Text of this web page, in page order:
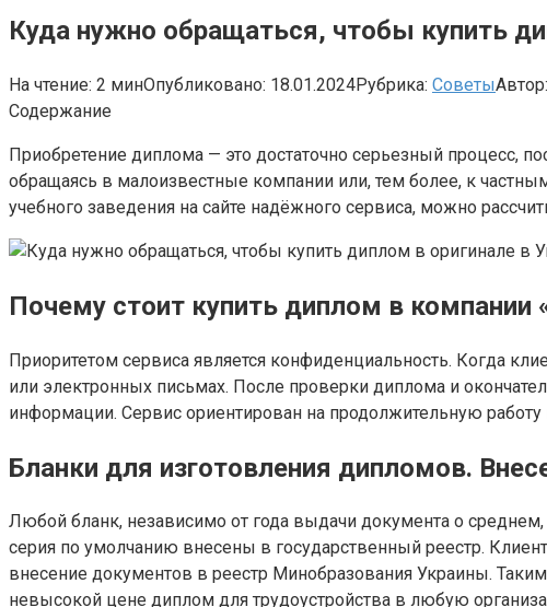
Куда нужно обращаться, чтобы купить
На чтение: 2 минОпубликовано: 18.01.2024Рубрика: СоветыАвтор:
Содержание
Приобретение диплома — это достаточно серьезный процесс,
обращаясь в малоизвестные компании или, тем более, к
учебного заведения на сайте надёжного сервиса, можно
Почему стоит купить диплом в
Приоритетом сервиса является конфиденциальность. Когда
или электронных письмах. После проверки диплома и
информации. Сервис ориентирован на продолжительную
Бланки для изготовления дипломов.
Любой бланк, независимо от года выдачи документа о
серия по умолчанию внесены в государственный реестр.
внесение документов в реестр Минобразования Украины.
невысокой цене диплом для трудоустройства в любую